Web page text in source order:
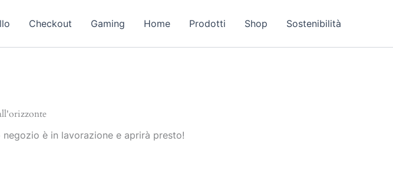
Checkout Gaming Home Prodotti Shop Sostenibilità
è in lavorazione e aprirà presto!